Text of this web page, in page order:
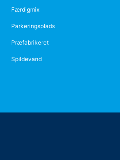
Færdigmix
Parkeringsplads
Præfabrikeret
Spildevand